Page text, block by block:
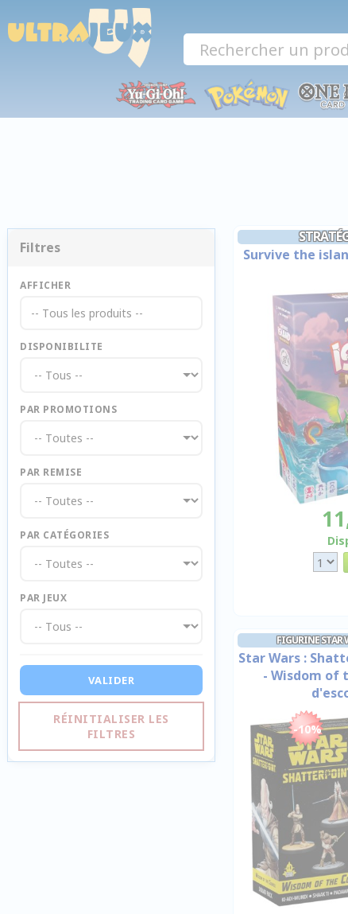
Filtres
AFFICHER
-- Tous les produits --
DISPONIBILITE
PAR PROMOTIONS
PAR REMISE
PAR CATÉGORIES
PAR JEUX
VALIDER
RÉINITIALISER LES
FILTRES
Survive the
FIGURINE STAR
Star Wars :
- Wisdom of
-10%
Panneau de gestion des cookies